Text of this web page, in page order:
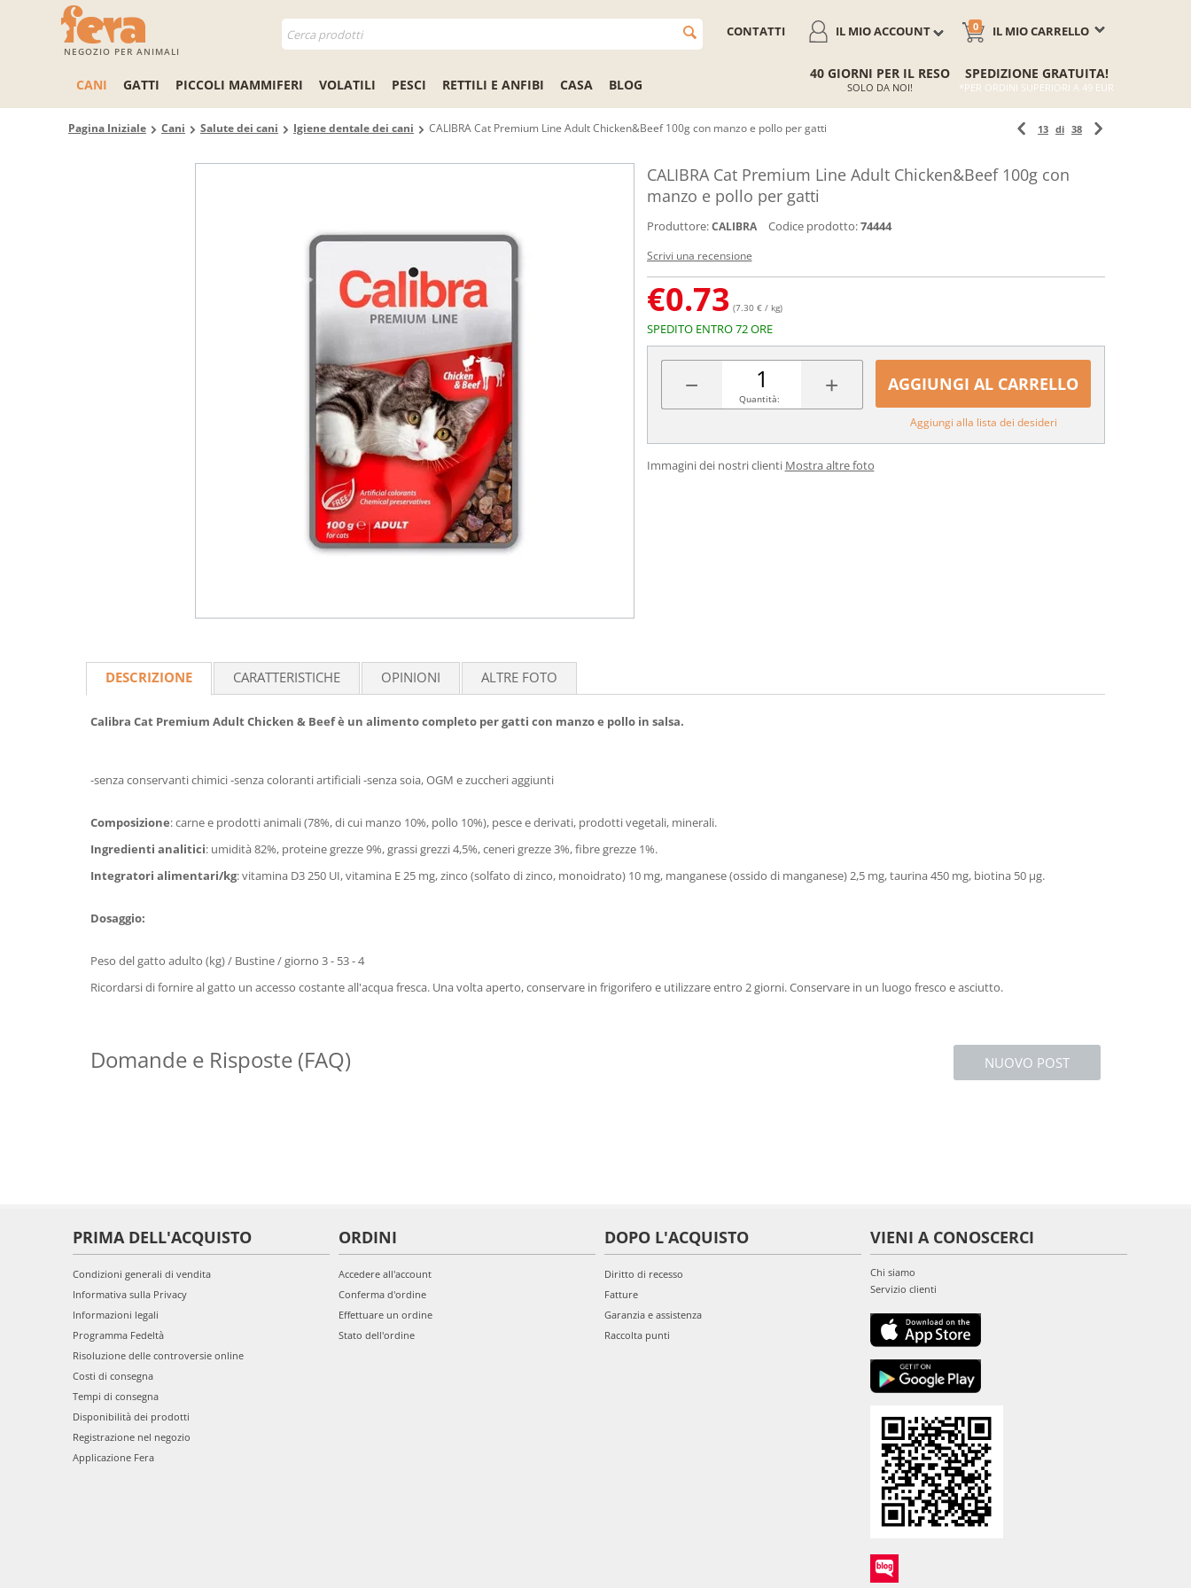
NEGOZIO PER ANIMALI
IL MIO CARRELLO
0
IL MIO ACCOUNT
CONTATTI
CANI GATTI PICCOLI MAMMIFERI VOLATILI PESCI RETTILI E ANFIBI CASA BLOG
40 GIORNI PER IL RESO
SOLO DA NOI!
SPEDIZIONE GRATUITA!
*PER ORDINI SUPERIORI A 49 EUR
Pagina Iniziale Cani Salute dei cani Igiene dentale dei cani CALIBRA Cat Premium Line Adult Chicken&Beef 100g con manzo e pollo per gatti 13 di 38
CALIBRA Cat Premium Line Adult Chicken&Beef 100g con
manzo e pollo per gatti
Produttore: CALIBRA Codice prodotto:74444
Scrivi una recensione
€0.73 (7.30 € / kg)
SPEDITO ENTRO 72 ORE
− +
Quantità:
AGGIUNGI AL CARRELLO
Aggiungi alla lista dei desideri
Immagini dei nostri clienti Mostra altre foto
DESCRIZIONE CARATTERISTICHE OPINIONI ALTRE FOTO
Calibra Cat Premium Adult Chicken & Beef è un alimento completo per gatti con manzo e pollo in salsa.
-senza conservanti chimici -senza coloranti artificiali -senza soia, OGM e zuccheri aggiunti
Composizione: carne e prodotti animali (78%, di cui manzo 10%, pollo 10%), pesce e derivati, prodotti vegetali, minerali.
Ingredienti analitici: umidità 82%, proteine grezze 9%, grassi grezzi 4,5%, ceneri grezze 3%, fibre grezze 1%.
Integratori alimentari/kg: vitamina D3 250 UI, vitamina E 25 mg, zinco (solfato di zinco, monoidrato) 10 mg, manganese (ossido di manganese) 2,5 mg, taurina 450 mg, biotina 50 µg.
Dosaggio:
Peso del gatto adulto (kg) / Bustine / giorno 3 - 53 - 4
Ricordarsi di fornire al gatto un accesso costante all'acqua fresca. Una volta aperto, conservare in frigorifero e utilizzare entro 2 giorni. Conservare in un luogo fresco e asciutto.
NUOVO POST
Domande e Risposte (FAQ)
PRIMA DELL'ACQUISTO
Condizioni generali di vendita
Informativa sulla Privacy
Informazioni legali
Programma Fedeltà
Risoluzione delle controversie online
Costi di consegna
Tempi di consegna
Disponibilità dei prodotti
Registrazione nel negozio
Applicazione Fera
ORDINI
Accedere all'account
Conferma d'ordine
Effettuare un ordine
Stato dell'ordine
DOPO L'ACQUISTO
Diritto di recesso
Fatture
Garanzia e assistenza
Raccolta punti
VIENI A CONOSCERCI
Chi siamo
Servizio clienti